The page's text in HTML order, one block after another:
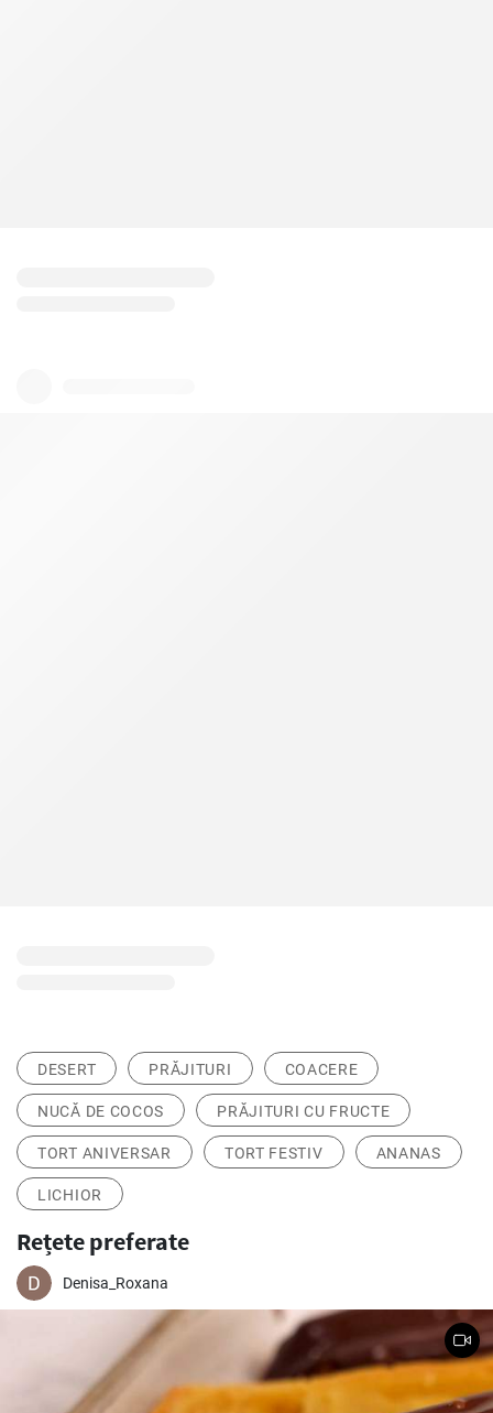
DESERT PRĂJITURI COACERE
NUCĂ DE COCOS PRĂJITURI CU FRUCTE
TORT ANIVERSAR TORT FESTIV ANANAS
LICHIOR
Rețete preferate
Denisa_Roxana